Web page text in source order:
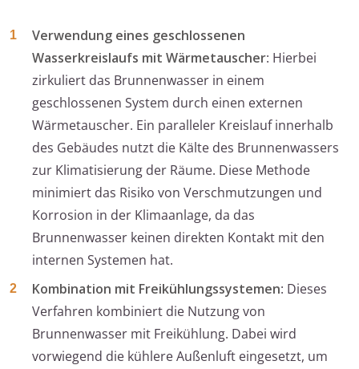
Verwendung eines geschlossenen
Wasserkreislaufs mit Wärmetauscher: Hierbei
zirkuliert das Brunnenwasser in einem
geschlossenen System durch einen externen
Wärmetauscher. Ein paralleler Kreislauf innerhalb
des Gebäudes nutzt die Kälte des Brunnenwassers
zur Klimatisierung der Räume. Diese Methode
minimiert das Risiko von Verschmutzungen und
Korrosion in der Klimaanlage, da das
Brunnenwasser keinen direkten Kontakt mit den
internen Systemen hat.
Kombination mit Freikühlungssystemen: Dieses
Verfahren kombiniert die Nutzung von
Brunnenwasser mit Freikühlung. Dabei wird
vorwiegend die kühlere Außenluft eingesetzt, um